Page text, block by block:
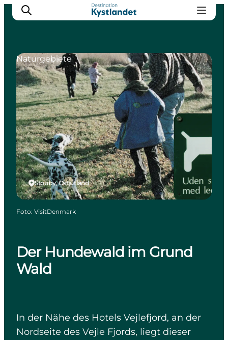
Erlebnisse
Städte
Unterkünfte
Camping
Der Hundewald im Grund
Wald
In der Nähe des Hotels Vejlefjord, an der
Nordseite des Vejle Fjords, liegt dieser
Stouby, Ostjütland
Naturgebiete
Foto: VisitDenmark